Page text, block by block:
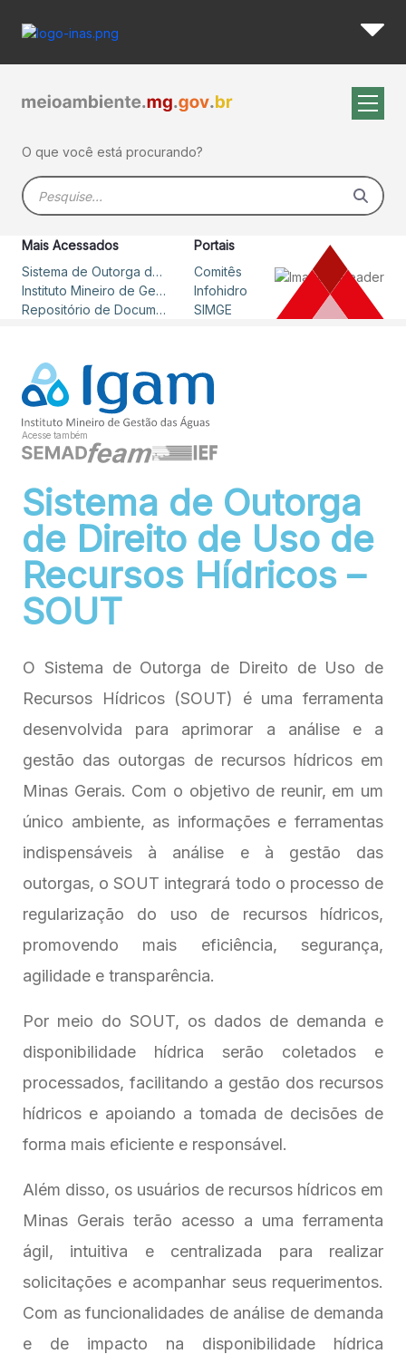
Sistema de Outorga de
O que você está procurando?
Barra de busca
Mais Acessados
Sistema de Outorga de Direito de Uso de Recursos Hídricos – SOUT
Instituto Mineiro de Gestão das Águas
Repositório de Documentos
Portais
Comitês
Infohidro
SIMGE
Acesse também
Sistema de Outorga
de Direito de Uso de
Recursos Hídricos –
SOUT
O Sistema de Outorga de Direito de Uso de
Recursos Hídricos (SOUT) é uma ferramenta
desenvolvida para aprimorar a análise e a
gestão das outorgas de recursos hídricos em
Minas Gerais. Com o objetivo de reunir, em um
único ambiente, as informações e ferramentas
indispensáveis à análise e à gestão das
outorgas, o SOUT integrará todo o processo de
regularização do uso de recursos hídricos,
promovendo mais eficiência, segurança,
agilidade e transparência.
Por meio do SOUT, os dados de demanda e
disponibilidade hídrica serão coletados e
processados, facilitando a gestão dos recursos
hídricos e apoiando a tomada de decisões de
forma mais eficiente e responsável.
Além disso, os usuários de recursos hídricos em
Minas Gerais terão acesso a uma ferramenta
ágil, intuitiva e centralizada para realizar
solicitações e acompanhar seus requerimentos.
Com as funcionalidades de análise de demanda
e de impacto na disponibilidade hídrica